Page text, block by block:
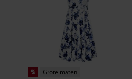
% Grote maten